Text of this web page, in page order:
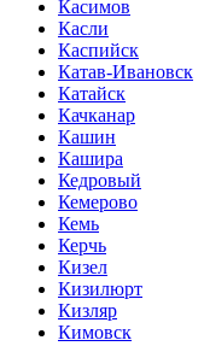
Касимов
Касли
Каспийск
Катав-Ивановск
Катайск
Качканар
Кашин
Кашира
Кедровый
Кемерово
Кемь
Керчь
Кизел
Кизилюрт
Кизляр
Кимовск